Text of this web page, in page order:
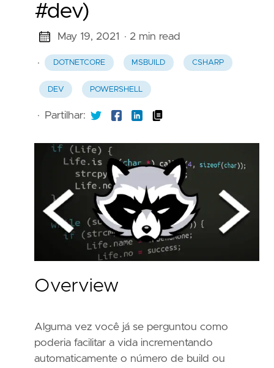
#dev)
May 19, 2021 · 2 min read
· DOTNETCORE MSBUILD CSHARP
DEV POWERSHELL
· Partilhar:
Overview
Alguma vez você já se perguntou como
poderia facilitar a vida incrementando
automaticamente o número de build ou